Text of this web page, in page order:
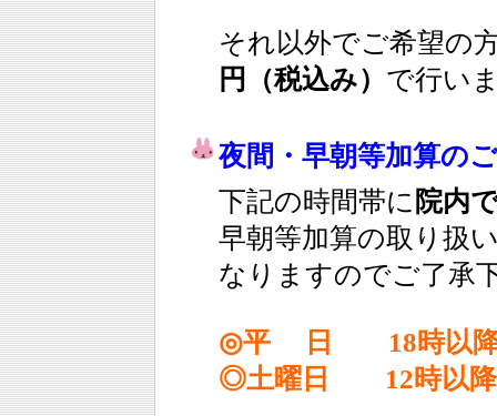
それ以外でご希望の
円（税込み） で行い
夜間・早朝等加算の
下記の時間帯に 院内
早朝等加算の取り扱
なりますのでご了承
◎平 日 18時以
◎土曜日 12時以降